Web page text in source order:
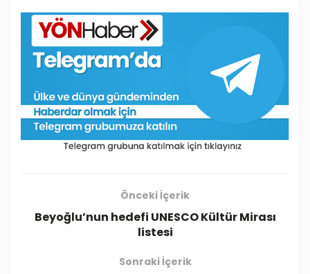
Önceki İçerik
Beyoğlu’nun hedefi UNESCO Kültür Mirası
listesi
Sonraki İçerik